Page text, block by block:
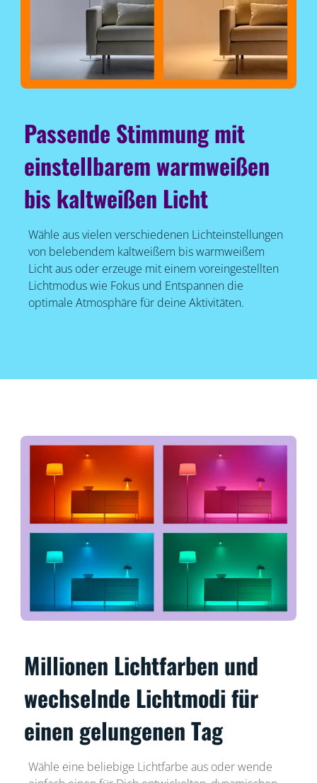
Passende Stimmung mit
einstellbarem warmweißen
bis kaltweißen Licht
Wähle aus vielen verschiedenen Lichteinstellungen
von belebendem kaltweißem bis warmweißem
Licht aus oder erzeuge mit einem voreingestellten
Lichtmodus wie Fokus und Entspannen die
optimale Atmosphäre für deine Aktivitäten.
Millionen Lichtfarben und
wechselnde Lichtmodi für
einen gelungenen Tag
Wähle eine beliebige Lichtfarbe aus oder wende